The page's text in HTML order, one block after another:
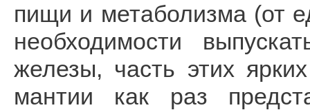
пищи и метаболизма (от
необходимости
железы, часть этих
мантии как раз